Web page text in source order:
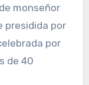
monseñor
presidida por
por
de 40